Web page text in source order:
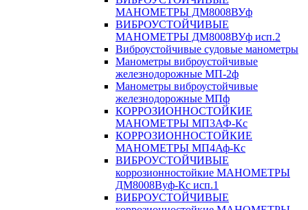
МАНОМЕТРЫ ДМ8008ВУф
ВИБРОУСТОЙЧИВЫЕ
МАНОМЕТРЫ ДМ8008ВУф исп.2
Виброустойчивые судовые манометры
Манометры виброустойчивые
железнодорожные МП-2ф
Манометры виброустойчивые
железнодорожные МПф
КОРРОЗИОННОСТОЙКИЕ
МАНОМЕТРЫ МП3АФ-Кс
КОРРОЗИОННОСТОЙКИЕ
МАНОМЕТРЫ МП4Аф-Кс
ВИБРОУСТОЙЧИВЫЕ
коррозионностойкие МАНОМЕТРЫ
ДМ8008Вуф-Кс исп.1
ВИБРОУСТОЙЧИВЫЕ